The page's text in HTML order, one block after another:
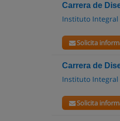
Carrera de
Instituto
Solicita
Carrera de
Instituto
Solicita